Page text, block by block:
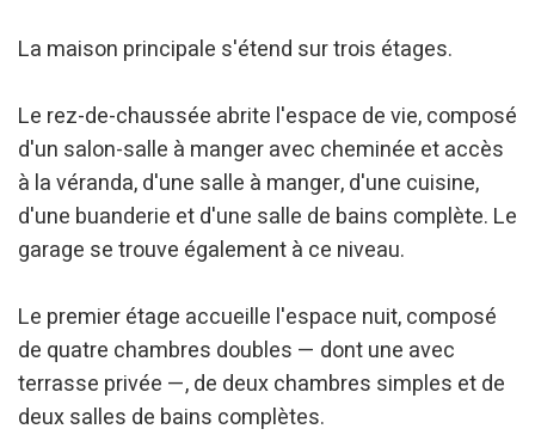
La maison principale s'étend sur trois étages.
Le rez-de-chaussée abrite l'espace de vie, composé
d'un salon-salle à manger avec cheminée et accès
à la véranda, d'une salle à manger, d'une cuisine,
d'une buanderie et d'une salle de bains complète. Le
garage se trouve également à ce niveau.
Le premier étage accueille l'espace nuit, composé
de quatre chambres doubles — dont une avec
terrasse privée —, de deux chambres simples et de
deux salles de bains complètes.
L'utilisateur a la possibilité de configurer son navigateur,
pouvant, s'il le souhaite, empêcher leur installation sur son
site.
Analyse et Personnalisation
Ils permettent le suivi et l'analyse du comportement des
utilisateurs de ce site. Les informations collectées via ce
type de cookies sont utilisées pour mesurer l'activité du
l'analyse des données d'utilisation effectuée par les
sauvegarder les informations de préférence de l'utilisateur
pour améliorer la qualité de nos services et offrir une
meilleure expérience grâce aux produits recommandés.